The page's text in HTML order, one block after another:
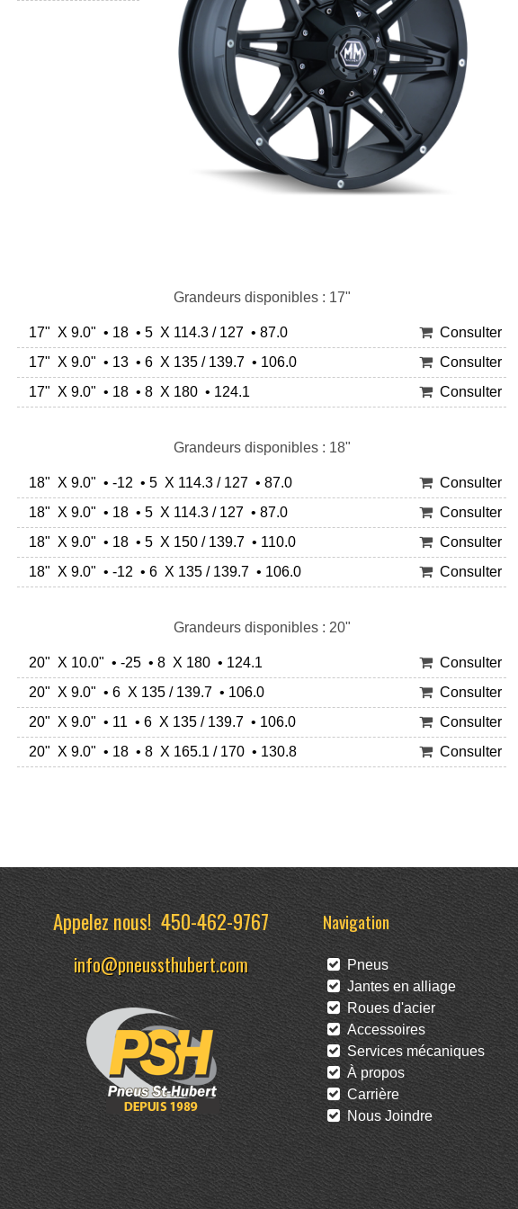
Grandeurs disponibles : 17"
17" X 9.0" • 18 • 5 X 114.3 / 127 • 87.0
Consulter
17" X 9.0" • 13 • 6 X 135 / 139.7 • 106.0
Consulter
17" X 9.0" • 18 • 8 X 180 • 124.1
Consulter
Grandeurs disponibles : 18"
18" X 9.0" • -12 • 5 X 114.3 / 127 • 87.0
Consulter
18" X 9.0" • 18 • 5 X 114.3 / 127 • 87.0
Consulter
18" X 9.0" • 18 • 5 X 150 / 139.7 • 110.0
Consulter
18" X 9.0" • -12 • 6 X 135 / 139.7 • 106.0
Consulter
Grandeurs disponibles : 20"
20" X 10.0" • -25 • 8 X 180 • 124.1
Consulter
20" X 9.0" • 6 X 135 / 139.7 • 106.0
Consulter
20" X 9.0" • 11 • 6 X 135 / 139.7 • 106.0
Consulter
20" X 9.0" • 18 • 8 X 165.1 / 170 • 130.8
Consulter
Appelez nous!450-462-9767
info@pneussthubert.com
Navigation
Pneus
Jantes en alliage
Roues d'acier
Accessoires
Services mécaniques
À propos
Carrière
Nous Joindre